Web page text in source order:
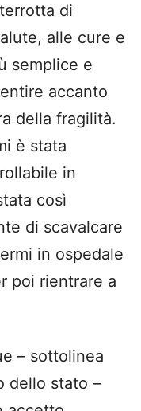
di
alle cure e
semplice e
accanto
della fragilità.
è stata
in
così
di scavalcare
in ospedale
poi rientrare a
– sottolinea
dello stato –